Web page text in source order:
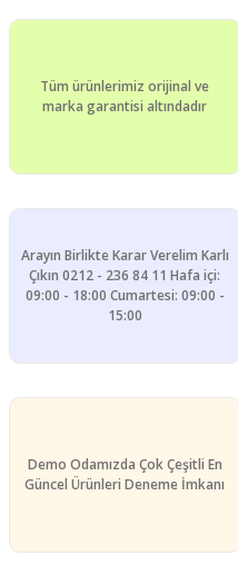
Ürün fiyatı diğer sitelerden
Tüm ürünlerimiz orijinal ve
marka garantisi altındadır
Arayın Birlikte Karar Verelim Karlı
Çıkın 0212 - 236 84 11 Hafa içi:
09:00 - 18:00 Cumartesi: 09:00 -
15:00
Demo Odamızda Çok Çeşitli En
Güncel Ürünleri Deneme İmkanı